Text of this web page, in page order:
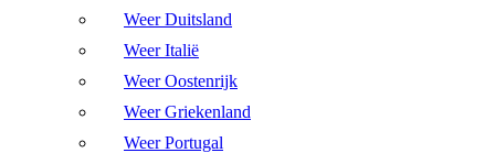
Weer Duitsland
Weer Italië
Weer Oostenrijk
Weer Griekenland
Weer Portugal